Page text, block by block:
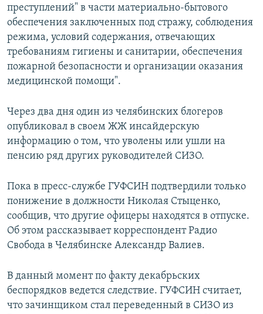
преступлений" в части материально-бытового
обеспечения заключенных под стражу, соблюдения
режима, условий содержания, отвечающих
требованиям гигиены и санитарии, обеспечения
пожарной безопасности и организации оказания
медицинской помощи".
Через два дня один из челябинских блогеров
опубликовал в своем ЖЖ инсайдерскую
информацию о том, что уволены или ушли на
пенсию ряд других руководителей СИЗО.
Пока в пресс-службе ГУФСИН подтвердили только
понижение в должности Николая Стыценко,
сообщив, что другие офицеры находятся в отпуске.
Об этом рассказывает корреспондент Радио
Свобода в Челябинске Александр Валиев.
В данный момент по факту декабрьских
беспорядков ведется следствие. ГУФСИН считает,
что зачинщиком стал переведенный в СИЗО из